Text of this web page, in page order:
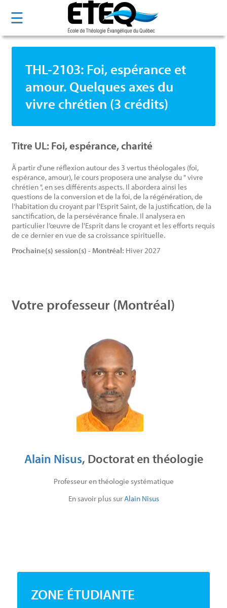
au
principal
☰
THL-2103: Foi, espérance et
amour. Quelques axes du
vivre chrétien (3 crédits)
Titre UL: Foi, espérance, charité
À partir d'une réflexion autour des 3 vertus théologales (foi,
espérance, amour), le cours proposera une analyse du " vivre
chrétien ", en ses différents aspects. Il abordera ainsi les
questions de la conversion et de la foi, de la régénération, de
l'habitation du croyant par l'Esprit Saint, de la justification, de la
sanctification, de la persévérance finale. Il analysera en
particulier l’œuvre de l'Esprit dans le croyant et les efforts requis
de ce dernier en vue de sa croissance spirituelle.
Prochaine(s) session(s) - Montréal: Hiver 2027
Votre professeur (Montréal)
Alain Nisus, Doctorat en théologie
Professeur en théologie systématique
En savoir plus surAlain Nisus
ZONE ÉTUDIANTE